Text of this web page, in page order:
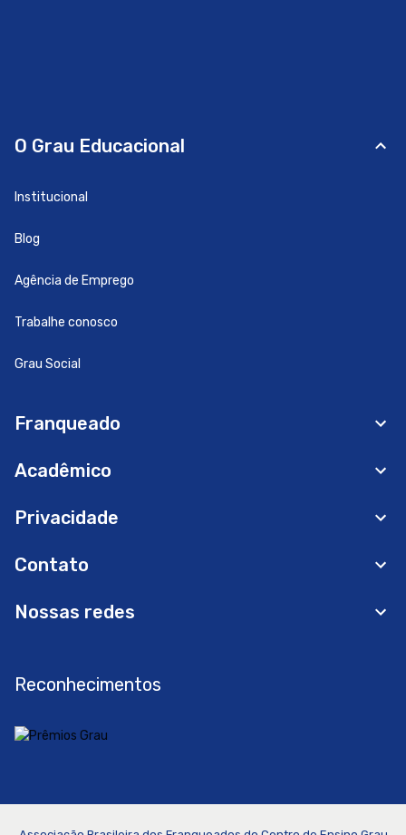
O Grau Educacional
Institucional
Blog
Agência de Emprego
Trabalhe conosco
Grau Social
Franqueado
Acadêmico
Privacidade
Contato
Nossas redes
Reconhecimentos